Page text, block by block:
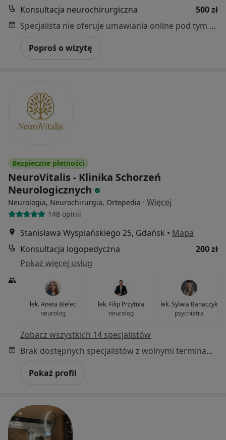
Konsultacja neurochirurgiczna
500 zł
Specjalista nie oferuje umawiania online pod tym adresem.
Poproś o wizytę
Bezpieczne płatności
NeuroVitalis - Klinika Schorzeń
Neurologicznych
Neurologia, Neurochirurgia, Ortopedia · Więcej
148 opinii
Stanisława Wyspiańskiego 25, Gdańsk • Mapa
Konsultacja logopedyczna
200 zł
Pokaż więcej usług
lek. Aneta Bielec
neurolog
lek. Filip Przytuła
neurolog
lek. Sylwia Banaczyk
psychiatra
Zobacz wszystkich 14 specjalistów
Brak dostępnych specjalistów z wolnymi terminami w tym centrum medycznym.
Pokaż profil